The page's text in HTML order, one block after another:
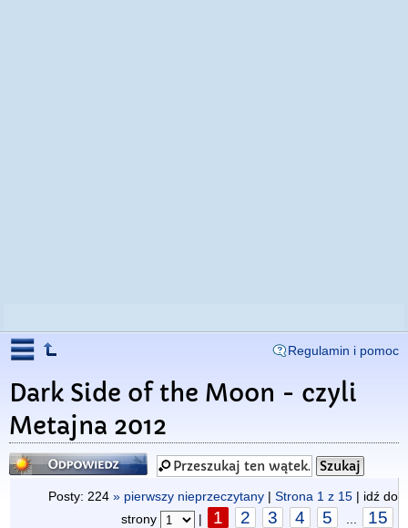
Regulamin i pomoc
Dark Side of the Moon - czyli
Metajna 2012
Odpowiedz
Posty: 224 » pierwszy nieprzeczytany | Strona 1 z 15 | idź do
strony
| 1 2 3 4 5 15